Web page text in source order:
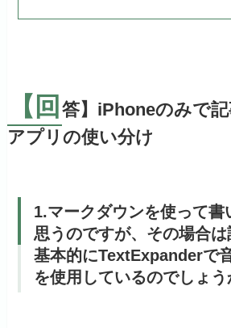
【回 答】iPhoneのみで
アプリの使い分け
1.マークダウンを使って書
思うのですが、その場合
基本的にTextExpanderで
を使用しているのでしょう